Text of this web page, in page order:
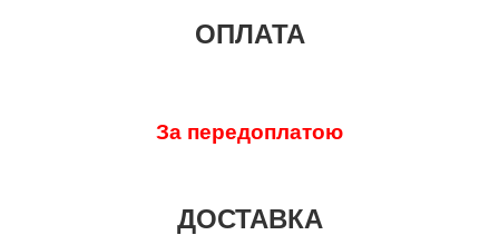
ОПЛАТА
За передоплатою
ДОСТАВКА